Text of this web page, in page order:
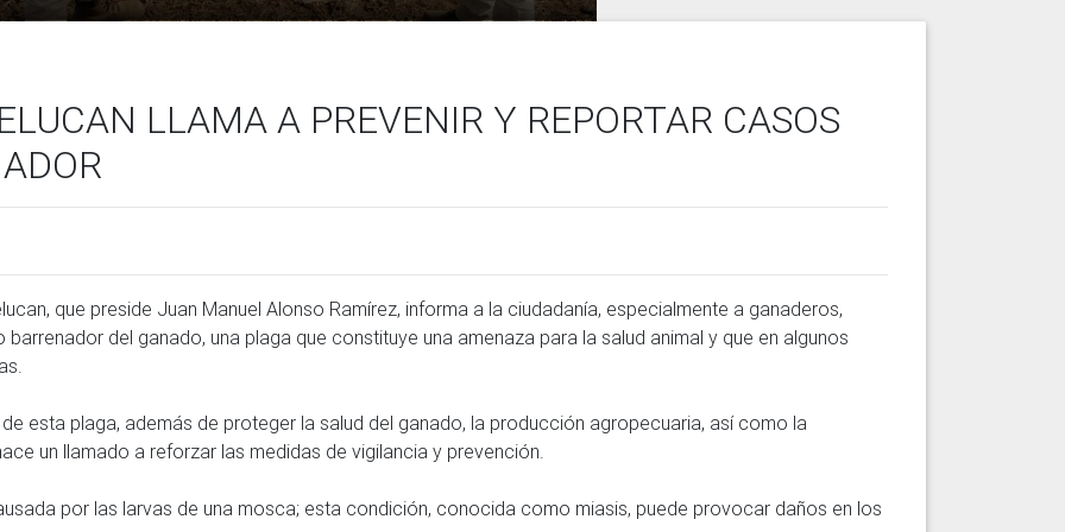
LLAMA A PREVENIR Y REPORTAR CASOS
que preside Juan Manuel Alonso Ramírez, informa a la ciudadanía, especialmente a ganaderos,
del ganado, una plaga que constituye una amenaza para la salud animal y que en algunos
esta plaga, además de proteger la salud del ganado, la producción agropecuaria, así como la
un llamado a reforzar las medidas de vigilancia y prevención.
por las larvas de una mosca; esta condición, conocida como miasis, puede provocar daños en los